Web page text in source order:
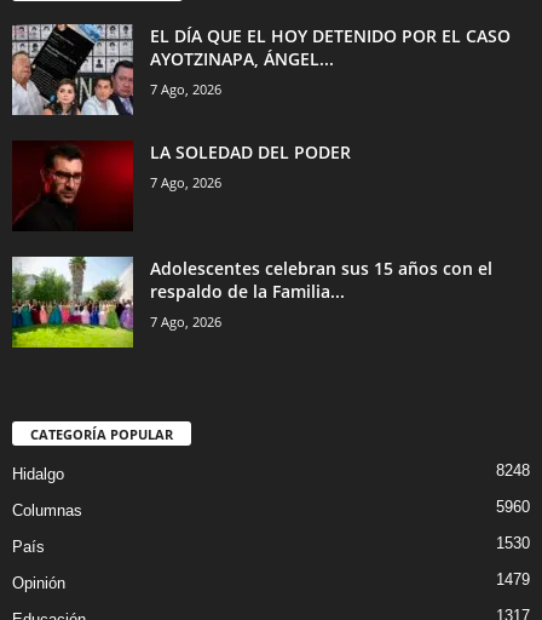
EL DÍA QUE EL HOY DETENIDO POR EL CASO
AYOTZINAPA, ÁNGEL...
7 Ago, 2026
LA SOLEDAD DEL PODER
7 Ago, 2026
Adolescentes celebran sus 15 años con el
respaldo de la Familia...
7 Ago, 2026
CATEGORÍA POPULAR
Hidalgo 8248
Columnas 5960
País 1530
Opinión 1479
1317